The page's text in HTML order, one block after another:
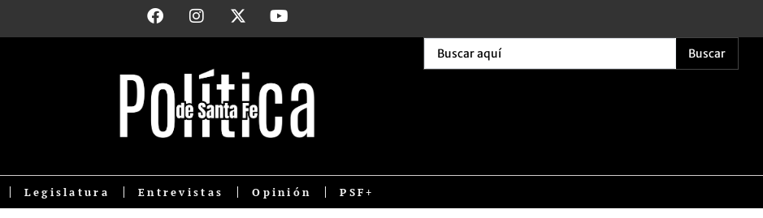
Buscar
Legislatura Entrevistas Opinión PSF+